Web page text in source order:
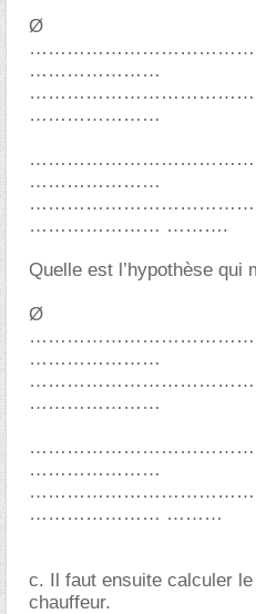
Ø
.
Quelle est l’hypothèse qui
Ø
c. Il faut ensuite calculer
chauffeur.